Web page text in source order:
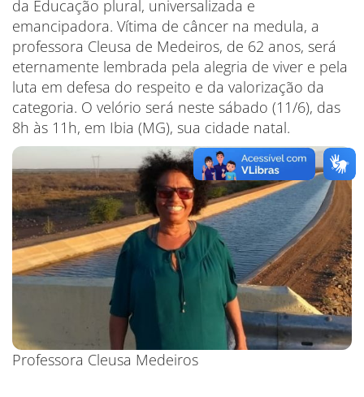
da Educação plural, universalizada e
emancipadora. Vítima de câncer na medula, a
professora Cleusa de Medeiros, de 62 anos, será
eternamente lembrada pela alegria de viver e pela
luta em defesa do respeito e da valorização da
categoria. O velório será neste sábado (11/6), das
8h às 11h, em Ibia (MG), sua cidade natal.
Professora Cleusa Medeiros